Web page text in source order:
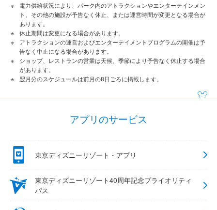
電力供給状況により、パーク内のアトラクションやエンターテインメン
ト、その他の施設が予告なく休止、または運営時間が変更となる場合が
あります。
休止期間は変更になる場合があります。
アトラクションの運営およびエンターテイメントプログラムの開催は予
告なく中止になる場合があります。
ショップ、レストランの営業は天候、季節により予告なく休止する場合
があります。
翌月分のスケジュールは前月の8日ごろに掲載します。
アプリのサービス
東京ディズニーリゾート・アプリ
東京ディズニーリゾート40周年記念プライオリティ
パス